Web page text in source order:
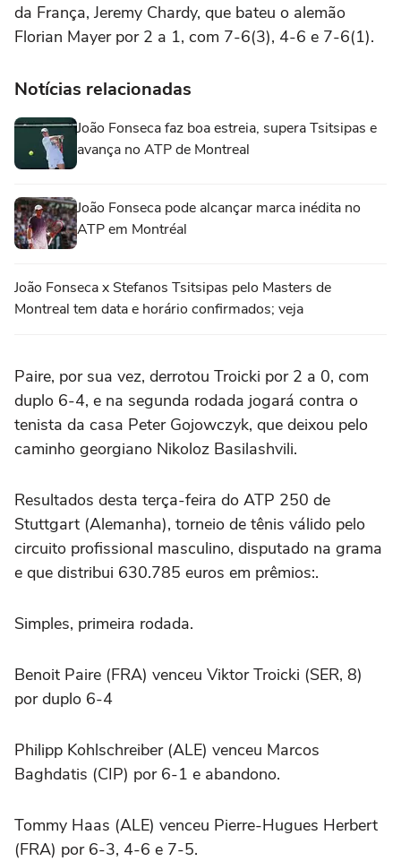
da França, Jeremy Chardy, que bateu o alemão
Florian Mayer por 2 a 1, com 7-6(3), 4-6 e 7-6(1).
Notícias relacionadas
João Fonseca faz boa estreia, supera Tsitsipas e
avança no ATP de Montreal
João Fonseca pode alcançar marca inédita no
ATP em Montréal
João Fonseca x Stefanos Tsitsipas pelo Masters de
Montreal tem data e horário confirmados; veja
Paire, por sua vez, derrotou Troicki por 2 a 0, com
duplo 6-4, e na segunda rodada jogará contra o
tenista da casa Peter Gojowczyk, que deixou pelo
caminho georgiano Nikoloz Basilashvili.
Resultados desta terça-feira do ATP 250 de
Stuttgart (Alemanha), torneio de tênis válido pelo
circuito profissional masculino, disputado na grama
e que distribui 630.785 euros em prêmios:.
Simples, primeira rodada.
Benoit Paire (FRA) venceu Viktor Troicki (SER, 8)
por duplo 6-4
Philipp Kohlschreiber (ALE) venceu Marcos
Baghdatis (CIP) por 6-1 e abandono.
Tommy Haas (ALE) venceu Pierre-Hugues Herbert
(FRA) por 6-3, 4-6 e 7-5.